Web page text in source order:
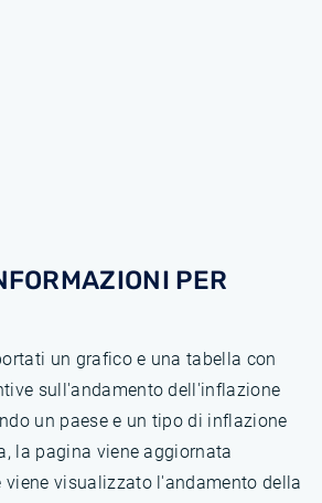
PER
un grafico e una tabella con
sull'andamento dell'inflazione
un paese e un tipo di inflazione
la pagina viene aggiornata
viene visualizzato l'andamento della